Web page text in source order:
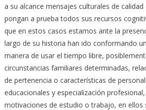
a su alcance mensajes culturales de
pongan a prueba todos sus recursos
que en estos casos estamos ante la
largo de su historia han ido conformando
manera de usar el tiempo libre,
circunstancias familiares determinadas,
de pertenencia o características de
educacionales y especialización
motivaciones de estudio o trabajo, en ellos